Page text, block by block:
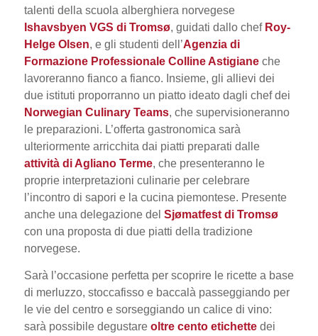
talenti della scuola alberghiera norvegese
Ishavsbyen VGS di Tromsø, guidati dallo chef Roy-
Helge Olsen, e gli studenti dell’Agenzia di
Formazione Professionale Colline Astigiane che
lavoreranno fianco a fianco. Insieme, gli allievi dei
due istituti proporranno un piatto ideato dagli chef dei
Norwegian Culinary Teams, che supervisioneranno
le preparazioni. L’offerta gastronomica sarà
ulteriormente arricchita dai piatti preparati dalle
attività di Agliano Terme, che presenteranno le
proprie interpretazioni culinarie per celebrare
l’incontro di sapori e la cucina piemontese. Presente
anche una delegazione del Sjømatfest d i Tromsø
con una proposta di due piatti della tradizione
norvegese.
Sarà l’occasione perfetta per scoprire le ricette a base
di merluzzo, stoccafisso e baccalà passeggiando per
le vie del centro e sorseggiando un calice di vino:
sarà possibile degustare oltre cento etichettedei